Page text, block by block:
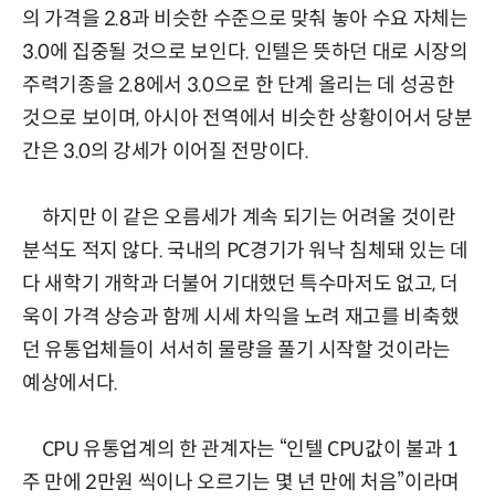
의 가격을 2.8과 비슷한 수준으로 맞춰 놓아 수요 자체는
3.0에 집중될 것으로 보인다. 인텔은 뜻하던 대로 시장의
주력기종을 2.8에서 3.0으로 한 단계 올리는 데 성공한
것으로 보이며, 아시아 전역에서 비슷한 상황이어서 당분
간은 3.0의 강세가 이어질 전망이다.
하지만 이 같은 오름세가 계속 되기는 어려울 것이란
분석도 적지 않다. 국내의 PC경기가 워낙 침체돼 있는 데
다 새학기 개학과 더불어 기대했던 특수마저도 없고, 더
욱이 가격 상승과 함께 시세 차익을 노려 재고를 비축했
던 유통업체들이 서서히 물량을 풀기 시작할 것이라는
예상에서다.
CPU 유통업계의 한 관계자는 “인텔 CPU값이 불과 1
주 만에 2만원 씩이나 오르기는 몇 년 만에 처음”이라며